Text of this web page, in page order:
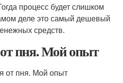
процесс будет слишком
деле это самый дешевый
средств.
пня. Мой опыт